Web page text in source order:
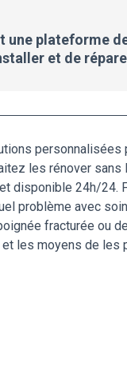
une plateforme
et de
personnalisées
les rénover
disponible 24h/24.
problème avec
fracturée ou
les moyens de les